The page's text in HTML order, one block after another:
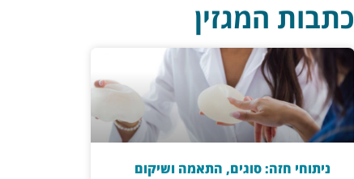
כתבות המגזין
ניתוחי חזה: סוגים, התאמה ושיקום